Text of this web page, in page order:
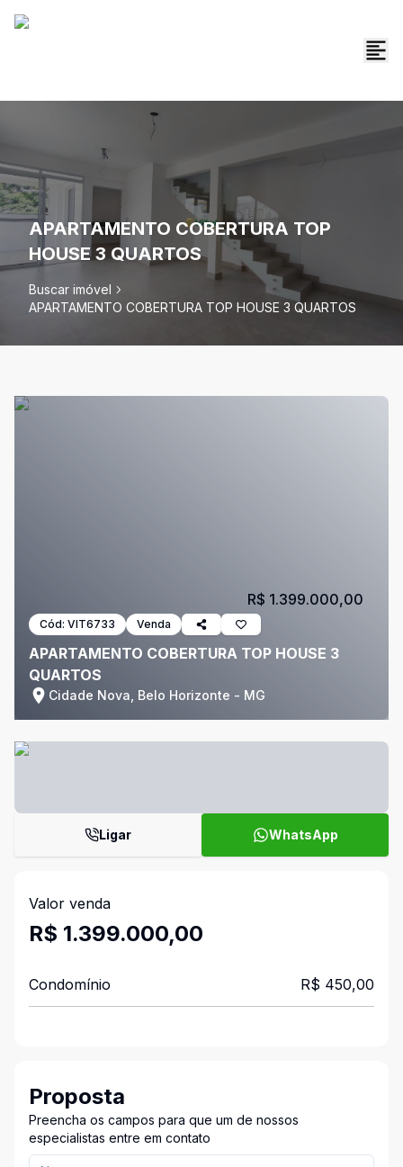
APARTAMENTO COBERTURA TOP
HOUSE 3 QUARTOS
Buscar imóvel
APARTAMENTO COBERTURA TOP HOUSE 3 QUARTOS
Cód: VIT6733 Venda
APARTAMENTO COBERTURA TOP HOUSE 3
QUARTOS
Cidade Nova, Belo Horizonte - MG
R$ 1.399.000,00
Ligar WhatsApp
Valor venda
R$ 1.399.000,00
Condomínio R$ 450,00
Proposta
Preencha os campos para que um de nossos
especialistas entre em contato